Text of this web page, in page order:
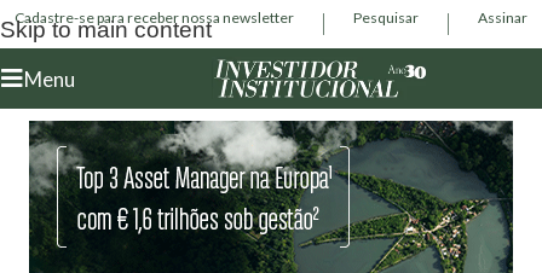
Skip to main content
Cadastre-se para receber nossa newsletter Pesquisar Assinar
Menu